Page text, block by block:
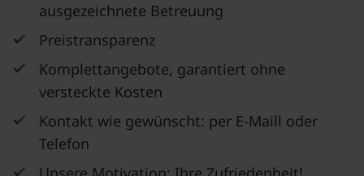
ausgezeichnete Betreuung
Preistransparenz
Komplettangebote, garantiert ohne
versteckte Kosten
Kontakt wie gewünscht: per E-Maill oder
Telefon